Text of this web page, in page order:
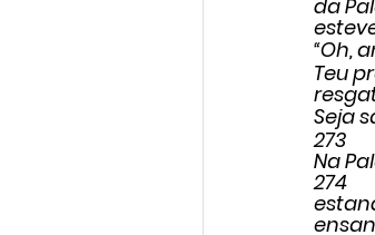
da
“Oh,
Teu
Seja
273
Na
274